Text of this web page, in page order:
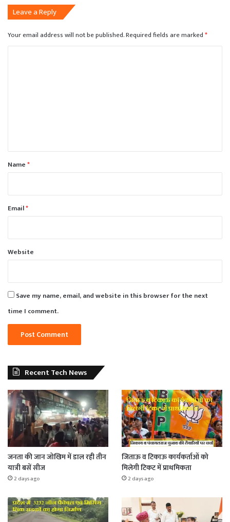
Leave a Reply
Your email address will not be published.Required fields are marked*
*Name*
Email*
Website
Save my name, email, and website in this browser for the next
time I comment.
Recent Tech News
जनता की जान जोखिम में डाल रही तीन
यात्री बसें सीज
2 days ago
जिताऊ व टिकाऊ कार्यकर्ताओं को
मिलेगी टिकट में प्राथमिकता
2 days ago